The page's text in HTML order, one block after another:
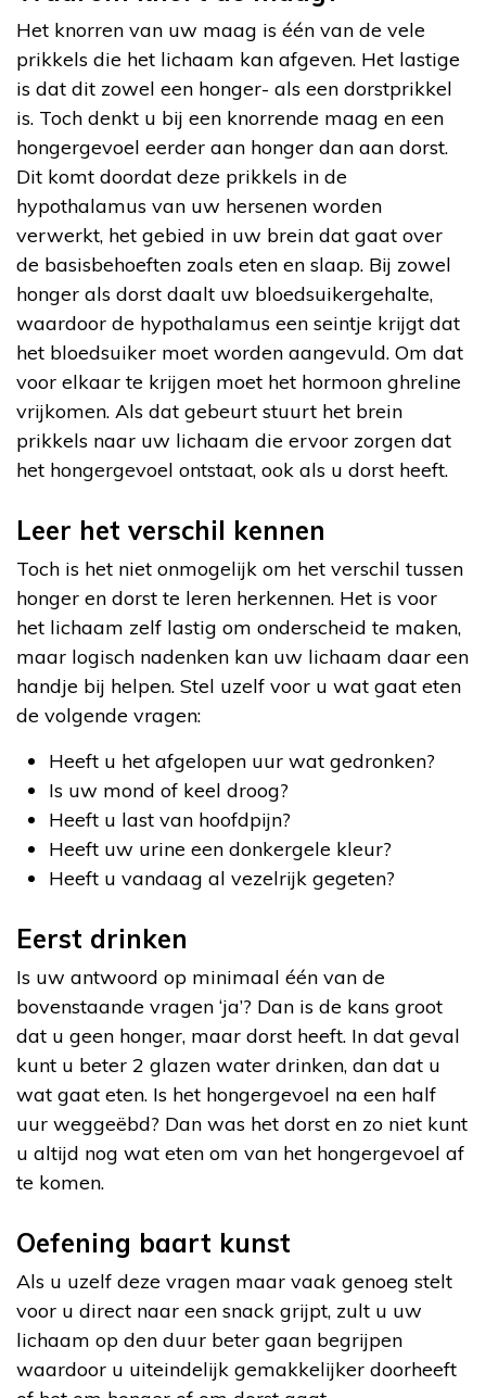
Het knorren van uw maag is één van de vele
prikkels die het lichaam kan afgeven. Het lastige
is dat dit zowel een honger- als een dorstprikkel
is. Toch denkt u bij een knorrende maag en een
hongergevoel eerder aan honger dan aan dorst.
Dit komt doordat deze prikkels in de
hypothalamus van uw hersenen worden
verwerkt, het gebied in uw brein dat gaat over
de basisbehoeften zoals eten en slaap. Bij zowel
honger als dorst daalt uw bloedsuikergehalte,
waardoor de hypothalamus een seintje krijgt dat
het bloedsuiker moet worden aangevuld. Om dat
voor elkaar te krijgen moet het hormoon ghreline
vrijkomen. Als dat gebeurt stuurt het brein
prikkels naar uw lichaam die ervoor zorgen dat
het hongergevoel ontstaat, ook als u dorst heeft.
Leer het verschil kennen
Toch is het niet onmogelijk om het verschil tussen
honger en dorst te leren herkennen. Het is voor
het lichaam zelf lastig om onderscheid te maken,
maar logisch nadenken kan uw lichaam daar een
handje bij helpen. Stel uzelf voor u wat gaat eten
de volgende vragen:
Heeft u het afgelopen uur wat gedronken?
Is uw mond of keel droog?
Heeft u last van hoofdpijn?
Heeft uw urine een donkergele kleur?
Heeft u vandaag al vezelrijk gegeten?
Eerst drinken
Is uw antwoord op minimaal één van de
bovenstaande vragen ‘ja’? Dan is de kans groot
dat u geen honger, maar dorst heeft. In dat geval
kunt u beter 2 glazen water drinken, dan dat u
wat gaat eten. Is het hongergevoel na een half
uur weggeëbd? Dan was het dorst en zo niet kunt
u altijd nog wat eten om van het hongergevoel af
te komen.
Oefening baart kunst
Als u uzelf deze vragen maar vaak genoeg stelt
voor u direct naar een snack grijpt, zult u uw
lichaam op den duur beter gaan begrijpen
waardoor u uiteindelijk gemakkelijker doorheeft